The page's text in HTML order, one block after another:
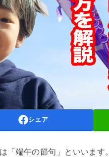
シェア
「端午の節句」といいます。